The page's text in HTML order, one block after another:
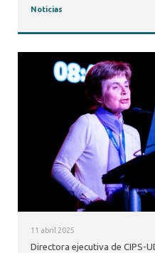
Noticias
11 abril 2025
Directora ejecutiva de CIPS-